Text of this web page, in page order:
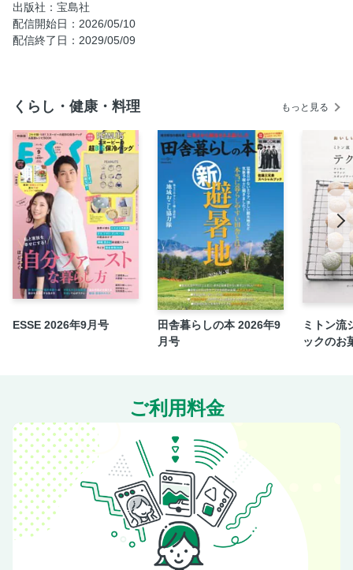
長生きする
（６）「コレステロール＝悪」説に明確な根拠はない！
（９）高齢者は特に、がんの早期発見・早期治療の罠に気を
つけよ
（10）正常値に戻すために薬を長期間服用し続けるのは問題
あり！
年齢別 男女別 健康診断 これが「本当の基準値」完全保
存版
ゼロからおさらい 「健診」「検診」「人間ドック」を徹底
比較！
これだけは押さえておきたい！ 「メタボ健診」の基礎知識
COLUMN 無駄な治療に無駄な薬……「過剰医療」が寿命
名医が教える 検査項目のメリット＆デメリット 基本項目
【血液検査】肝機能
【血液検査】腎機能
【血液検査】尿酸代謝（痛風）
【血液検査】血液一般（貧血など）
【血液検査】感染・炎症
【身体計測】肥満・やせ
出版社：宝島社
配信開始日：2026/05/10
配信終了日：2029/05/09
くらし・健康・料理 もっと見る
ESSE 2026年9月号
田舎暮らしの本 2026年9
月号
ミトン流
ックのお
ご利用料金